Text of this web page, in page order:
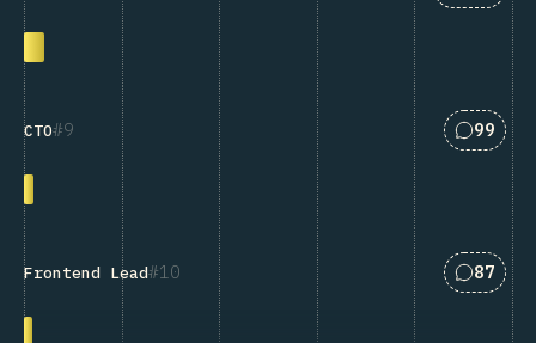
9
CTO 匹配
99
10
Frontend Lead 匹配
87